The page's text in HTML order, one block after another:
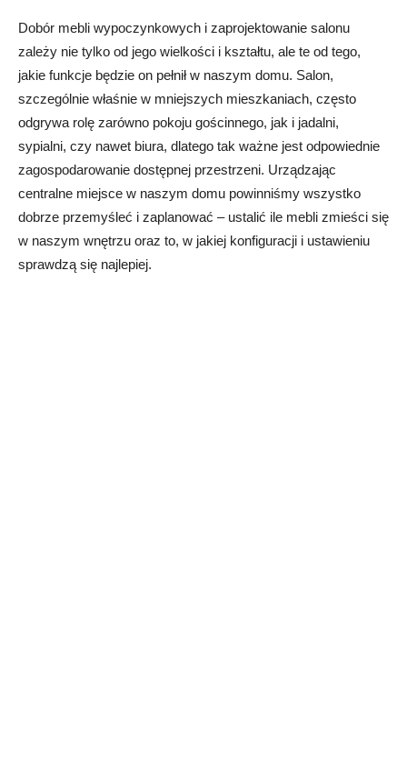
Dobór mebli wypoczynkowych i zaprojektowanie salonu
zależy nie tylko od jego wielkości i kształtu, ale te od tego,
jakie funkcje będzie on pełnił w naszym domu. Salon,
szczególnie właśnie w mniejszych mieszkaniach, często
odgrywa rolę zarówno pokoju gościnnego, jak i jadalni,
sypialni, czy nawet biura, dlatego tak ważne jest odpowiednie
zagospodarowanie dostępnej przestrzeni. Urządzając
centralne miejsce w naszym domu powinniśmy wszystko
dobrze przemyśleć i zaplanować – ustalić ile mebli zmieści się
w naszym wnętrzu oraz to, w jakiej konfiguracji i ustawieniu
sprawdzą się najlepiej.